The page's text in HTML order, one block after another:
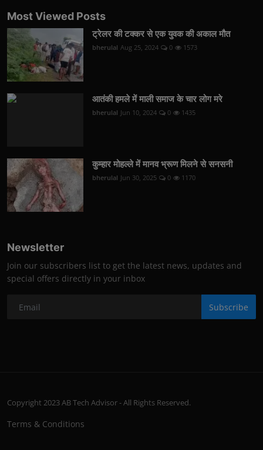
Most Viewed Posts
ट्रेलर की टक्कर से एक युवक की अकाल मौत
bherulal Aug 25, 2024 0 1573
आतंकी हमले में माली समाज के चार लोग मरे
bherulal Jun 10, 2024 0 1435
कुम्हार मोहल्ले में मानव भ्रूण मिलने से सनसनी
bherulal Jun 30, 2025 0 1170
Newsletter
Join our subscribers list to get the latest news, updates and
special offers directly in your inbox
Subscribe
Copyright 2023 AB Tech Advisor - All Rights Reserved.
Terms & Conditions